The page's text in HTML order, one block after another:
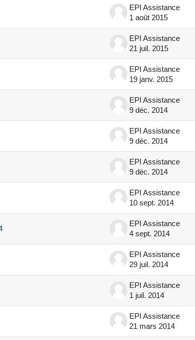
EPI Assistance
1 août 2015
EPI Assistance
21 juil. 2015
EPI Assistance
19 janv. 2015
EPI Assistance
9 déc. 2014
EPI Assistance
9 déc. 2014
EPI Assistance
9 déc. 2014
EPI Assistance
10 sept. 2014
EPI Assistance
4 sept. 2014
EPI Assistance
29 juil. 2014
EPI Assistance
1 juil. 2014
EPI Assistance
21 mars 2014